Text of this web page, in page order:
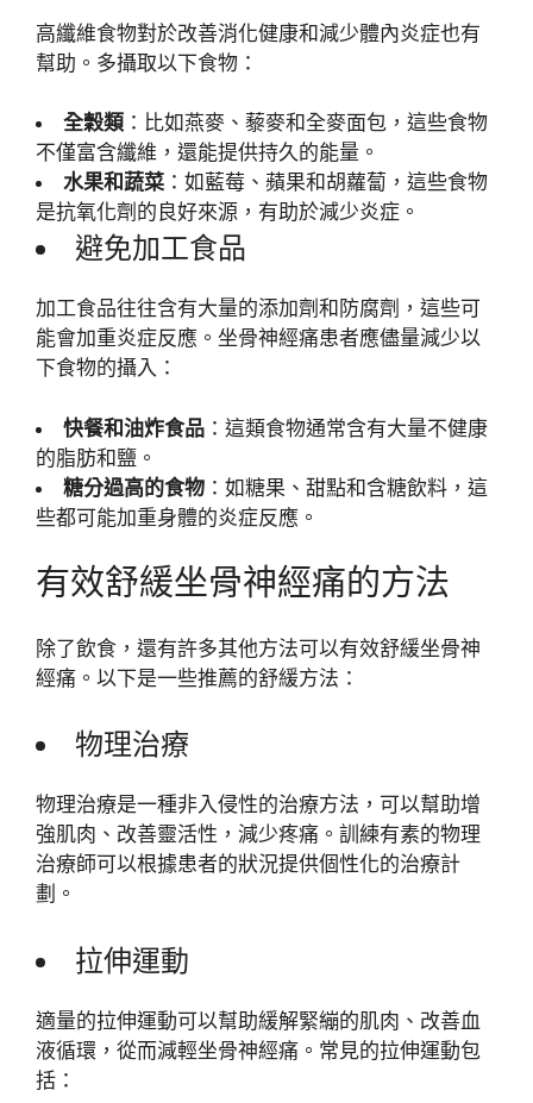
高纖維食物對於改善消化健康和減少體內炎症也有
幫助。多攝取以下食物：
全穀類 ：比如燕麥、藜麥和全麥面包，這些食物
不僅富含纖維，還能提供持久的能量。
水果和蔬菜 ：如藍莓、蘋果和胡蘿蔔，這些食物
是抗氧化劑的良好來源，有助於減少炎症。
避免加工食品
加工食品往往含有大量的添加劑和防腐劑，這些可
能會加重炎症反應。坐骨神經痛患者應儘量減少以
下食物的攝入：
快餐和油炸食品 ：這類食物通常含有大量不健康
的脂肪和鹽。
糖分過高的食物 ：如糖果、甜點和含糖飲料，這
些都可能加重身體的炎症反應。
有效舒緩坐骨神經痛的方法
除了飲食，還有許多其他方法可以有效舒緩坐骨神
經痛。以下是一些推薦的舒緩方法：
物理治療
物理治療是一種非入侵性的治療方法，可以幫助增
強肌肉、改善靈活性，減少疼痛。訓練有素的物理
治療師可以根據患者的狀況提供個性化的治療計
劃。
拉伸運動
適量的拉伸運動可以幫助緩解緊繃的肌肉、改善血
液循環，從而減輕坐骨神經痛。常見的拉伸運動包
括：